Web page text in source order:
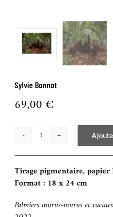
CONTACT
Sylvie Bonnot
69,00€
quantité
de
Sylvie
Bonnot
Tirage pigmentaire, papier
Format : 18 x 24 cm
Palmiers murus-murus et